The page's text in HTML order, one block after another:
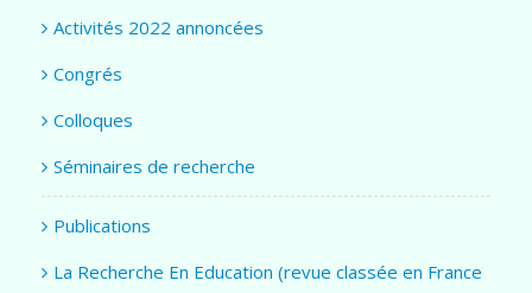
Activités 2022 annoncées
Congrés
Colloques
Séminaires de recherche
Publications
La Recherche En Education (revue classée en France